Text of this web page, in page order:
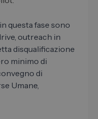
questa fase sono
outreach in
disqualificazione
minimo di
di
Umane,